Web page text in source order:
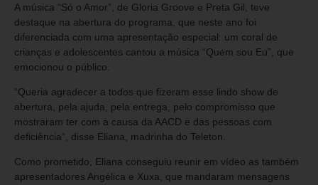
A música “Só o Amor”, de Gloria Groove e Preta Gil, teve
destaque na abertura do programa, que neste ano foi
diferenciada com uma apresentação especial: um coral de
crianças e adolescentes cantou a música “Quem sou Eu”, que
emocionou o público.
“Queria agradecer a todos que fizeram esse lindo show de
abertura, pela ajuda, pela entrega, pelo compromisso que
mostraram ter com a causa da AACD e das pessoas com
deficiência”, disse Eliana, madrinha do Teleton.
Como prometido, Eliana conseguiu reunir em vídeo as também
apresentadores Angélica e Xuxa, que mandaram mensagens